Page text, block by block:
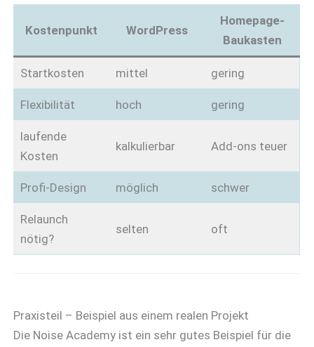
Kostenpunkt WordPress
Homepage-
Baukasten
Startkosten mittel gering
Flexibilität hoch gering
laufende
Kosten
kalkulierbar Add-ons teuer
Profi-Design möglich schwer
Relaunch
nötig?
selten oft
Praxisteil – Beispiel aus einem realen Projekt
Die Noise Academy ist ein sehr gutes Beispiel für die